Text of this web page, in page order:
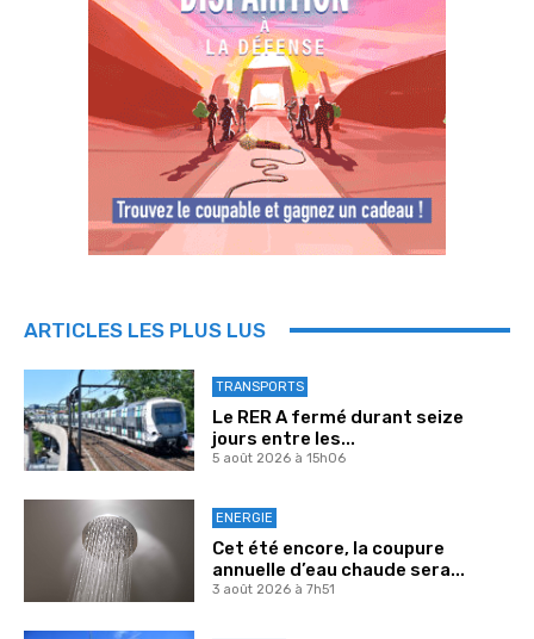
ARTICLES LES PLUS LUS
TRANSPORTS
Le RER A fermé durant seize
jours entre les...
5 août 2026 à 15h06
ENERGIE
Cet été encore, la coupure
annuelle d’eau chaude sera...
3 août 2026 à 7h51